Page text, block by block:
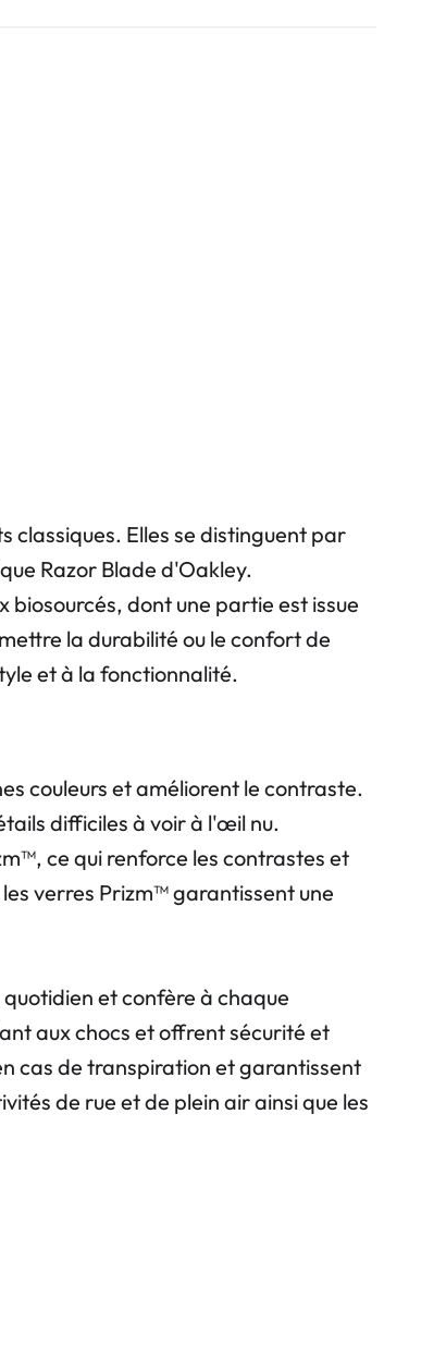
classiques. Elles se distinguent par
Razor Blade d'Oakley.
dont une partie est issue
la durabilité ou le confort de
et à la fonctionnalité.
couleurs et améliorent le contraste.
difficiles à voir à l'œil nu.
ce qui renforce les contrastes et
verres Prizm™ garantissent une
et confère à chaque
aux chocs et offrent sécurité et
cas de transpiration et garantissent
de rue et de plein air ainsi que les